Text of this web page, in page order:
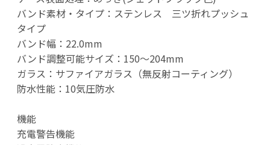
バンド素材・タイプ：ステンレス 三ツ折れプッシュ
タイプ
バンド幅：22.0mm
バンド調整可能サイズ：150～204mm
ガラス：サファイアガラス（無反射コーティング）
防水性能：10気圧防水
機能
充電警告機能